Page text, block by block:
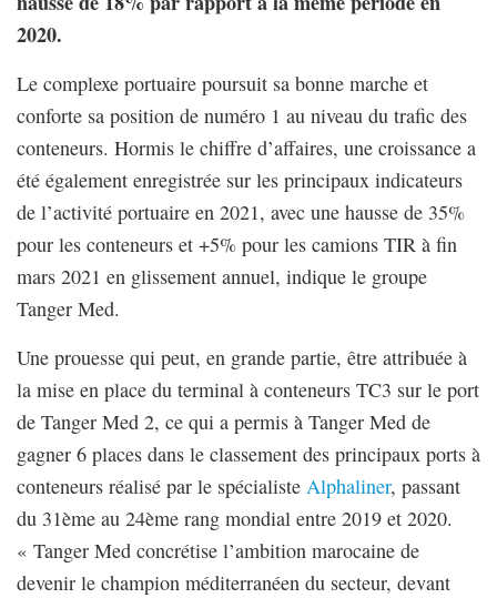
2020.
Le complexe portuaire poursuit sa bonne marche et
conforte sa position de numéro 1 au niveau du trafic des
conteneurs. Hormis le chiffre d’affaires, une croissance a
été également enregistrée sur les principaux indicateurs
de l’activité portuaire en 2021, avec une hausse de 35%
pour les conteneurs et +5% pour les camions TIR à fin
mars 2021 en glissement annuel, indique le groupe
Tanger Med.
Une prouesse qui peut, en grande partie, être attribuée à
la mise en place du terminal à conteneurs TC3 sur le port
de Tanger Med 2, ce qui a permis à Tanger Med de
gagner 6 places dans le classement des principaux ports à
conteneurs réalisé par le spécialiste Alphaliner, passant
du 31ème au 24ème rang mondial entre 2019 et 2020.
« Tanger Med concrétise l’ambition marocaine de
devenir le champion méditerranéen du secteur, devant